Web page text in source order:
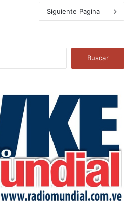
Siguiente Pagina
a